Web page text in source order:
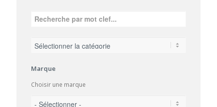
Marque
Choisir une marque